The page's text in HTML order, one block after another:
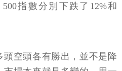
指數分別下跌了12%和
空頭各有勝出，並不是降